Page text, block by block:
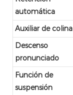
automática
Auxiliar de colina
Descenso
pronunciado
Función de
suspensión